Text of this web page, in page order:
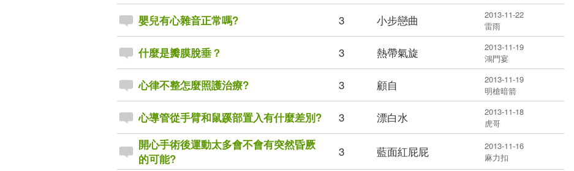
嬰兒有心雜音正常嗎? 3 小步戀曲
2013-11-22
雷雨
什麼是瓣膜脫垂？ 3 熱帶氣旋
2013-11-19
鴻門宴
心律不整怎麼照護治療? 3 顧自
2013-11-19
明槍暗箭
心導管從手臂和鼠蹊部置入有什麼差別? 3 漂白水
2013-11-18
虎哥
開心手術後運動太多會不會有突然昏厥
的可能?
3 藍面紅屁屁
2013-11-16
麻力扣